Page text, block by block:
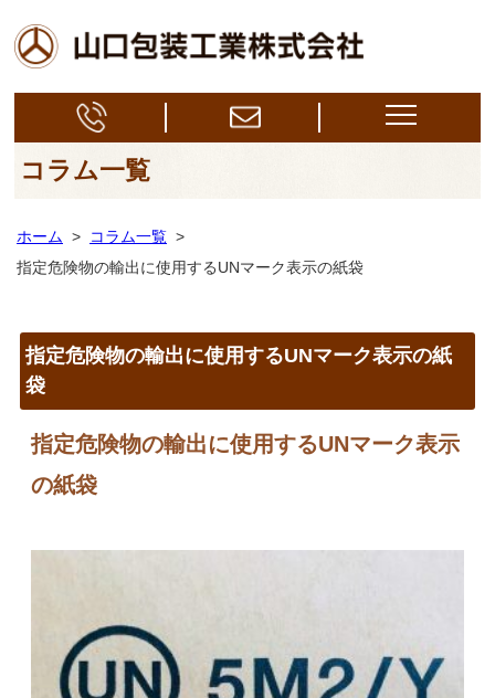
コラム一覧
ホーム > コラム一覧 >
指定危険物の輸出に使用するUNマーク表示の紙袋
指定危険物の輸出に使用するUNマーク表示の紙
袋
指定危険物の輸出に使用するUNマーク表示
の紙袋